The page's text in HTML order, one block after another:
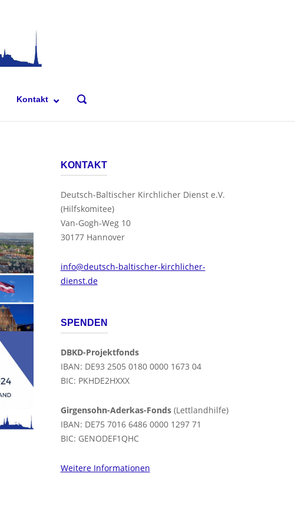
Kontakt
OPEN
BAR
KONTAKT
Deutsch-Baltischer Kirchlicher Dienst e.V.
(Hilfskomitee)
Van-Gogh-Weg 10
30177 Hannover
info@deutsch-baltischer-kirchlicher-
dienst.de
SPENDEN
DBKD-Projektfonds
IBAN: DE93 2505 0180 0000 1673 04
BIC: PKHDE2HXXX
Girgensohn-Aderkas-Fonds(Lettlandhilfe)
IBAN: DE75 7016 6486 0000 1297 71
BIC: GENODEF1QHC
Weitere Informationen